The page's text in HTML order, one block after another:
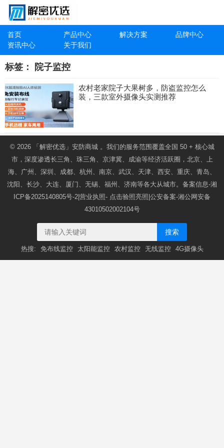
首页 产品中心 解决方案
品牌中心
资讯中心
关于我们
标签： 院子监控
农村老家院子大果树多，防盗监控怎么
装，三款室外摄像头实测推荐
© 2026 「解密优选」安防商城。我们的服务范围覆盖全国 50 + 核心城
市，深度渗透长三角、珠三角、京津冀、成渝等经济活跃圈，北京、上
海、广州、深圳、成都、杭州、南京、武汉、天津、西安、重庆、青岛、
沈阳、长沙、大连、厦门、无锡、福州、济南等各大从城市。备案信息-湘
ICP备2025140805号-2 |营业执照- 点击验照亮照 |公安备案-湘公网安备
43010502002104号
搜索
热搜: 免布线监控 太阳能监控 农村监控 无线监控 4G摄像头